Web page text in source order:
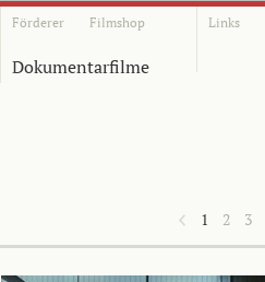
Förderer Filmshop Links
Dokumentarfilme
1 2 3